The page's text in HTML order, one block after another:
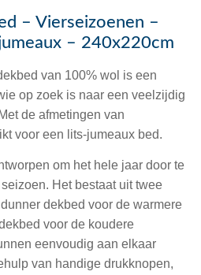
– Vierseizoenen –
– 240x220cm
van 100% wol is een
op zoek is naar een veelzijdig
de afmetingen van
voor een lits-jumeaux bed.
om het hele jaar door te
Het bestaat uit twee
dekbed voor de warmere
voor de koudere
eenvoudig aan elkaar
van handige drukknopen,